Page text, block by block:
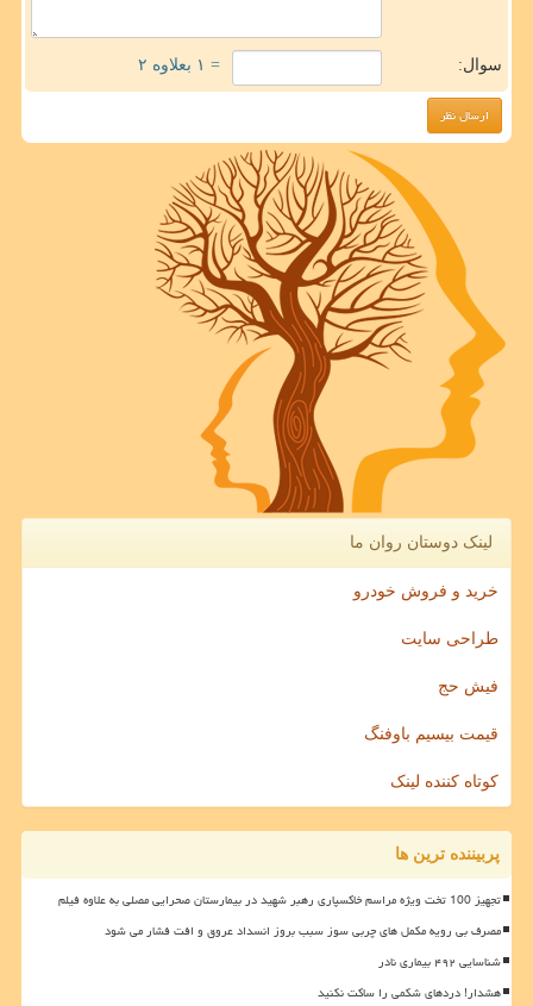
سوال: = ۱ بعلاوه ۲
لینک دوستان روان ما
خرید و فروش خودرو
طراحی سایت
فیش حج
قیمت بیسیم باوفنگ
کوتاه کننده لینک
پربیننده ترین ها
تجهیز 100 تخت ویژه مراسم خاکسپاری رهبر شهید در بیمارستان صحرایی مصلی به علاوه فیلم
مصرف بی رویه مکمل های چربی سوز سبب بروز انسداد عروق و افت فشار می شود
شناسایی ۴۹۲ بیماری نادر
هشدار! دردهای شکمی را ساکت نکنید